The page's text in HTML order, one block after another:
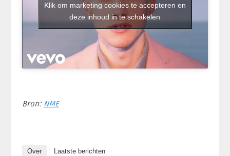
Klik om marketing cookies te accepteren en
deze inhoud in te schakelen
Bron: NME
Over Laatste berichten